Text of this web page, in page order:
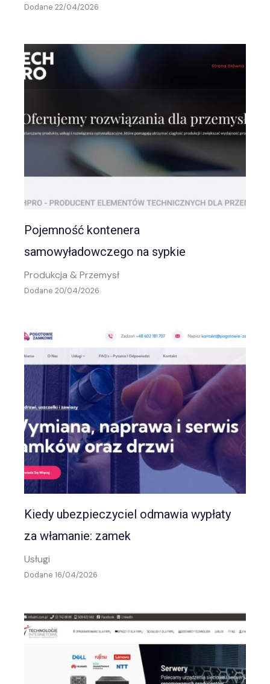
Dodane 22/04/2026
Pojemność kontenera
samowyładowczego na sypkie
Produkcja & Przemysł
Dodane 20/04/2026
Kiedy ubezpieczyciel odmawia wypłaty
za włamanie: zamek
Usługi
Dodane 16/04/2026